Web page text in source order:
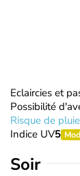
Eclaircies et
Possibilité
Risque de pluie
Indice UV5
Soir